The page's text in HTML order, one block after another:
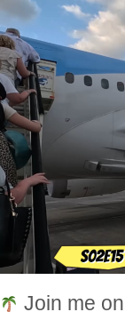
Join me